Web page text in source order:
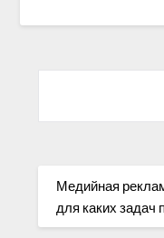
Медийная
для каких задач